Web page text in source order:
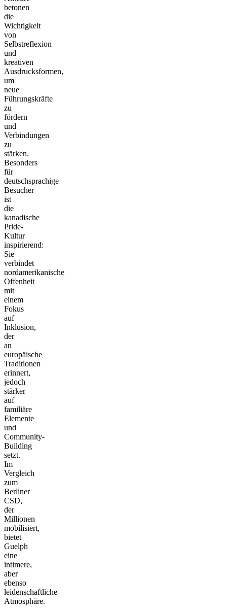
betonen
die
Wichtigkeit
von
Selbstreflexion
und
kreativen
Ausdrucksformen,
um
neue
Führungskräfte
zu
fördern
und
Verbindungen
zu
stärken.
Besonders
für
deutschsprachige
Besucher
ist
die
kanadische
Pride-
Kultur
inspirierend:
Sie
verbindet
nordamerikanische
Offenheit
mit
einem
Fokus
auf
Inklusion,
der
an
europäische
Traditionen
erinnert,
jedoch
stärker
auf
familiäre
Elemente
und
Community-
Building
setzt.
Im
Vergleich
zum
Berliner
CSD,
der
Millionen
mobilisiert,
bietet
Guelph
eine
intimere,
aber
ebenso
leidenschaftliche
Atmosphäre.